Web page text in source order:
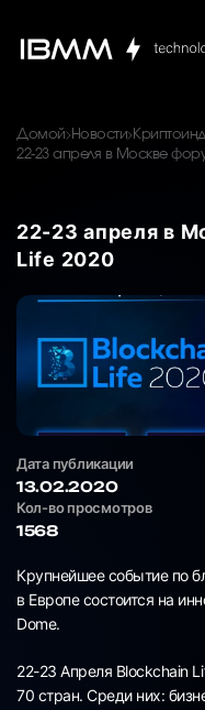
Домой Новости
22-23 апреля в Москве
22-23 апреля в
Life 2020
Дата публикации
13.02.2020
Кол-во просмотров
1568
Крупнейшее событие по
в Европе состоится на
Dome.
22-23 Апреля Blockchain
70 стран. Среди них: